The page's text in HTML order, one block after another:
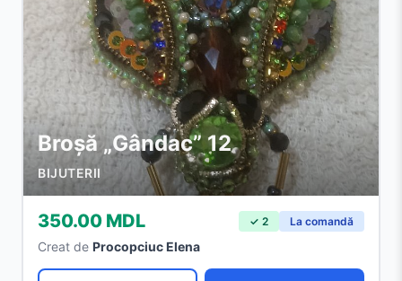
Broșă „Gândac” 12
BIJUTERII
350.00 MDL ✓ 2 La comandă
Creat de Procopciuc Elena